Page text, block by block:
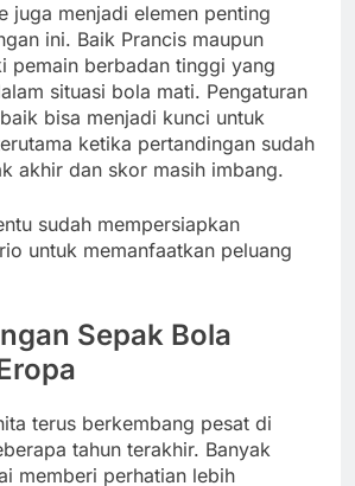
juga menjadi elemen penting
ini. Baik Prancis maupun
pemain berbadan tinggi yang
situasi bola mati. Pengaturan
bisa menjadi kunci untuk
ketika pertandingan sudah
akhir dan skor masih imbang.
sudah mempersiapkan
untuk memanfaatkan peluang
Sepak Bola
terus berkembang pesat di
tahun terakhir. Banyak
memberi perhatian lebih